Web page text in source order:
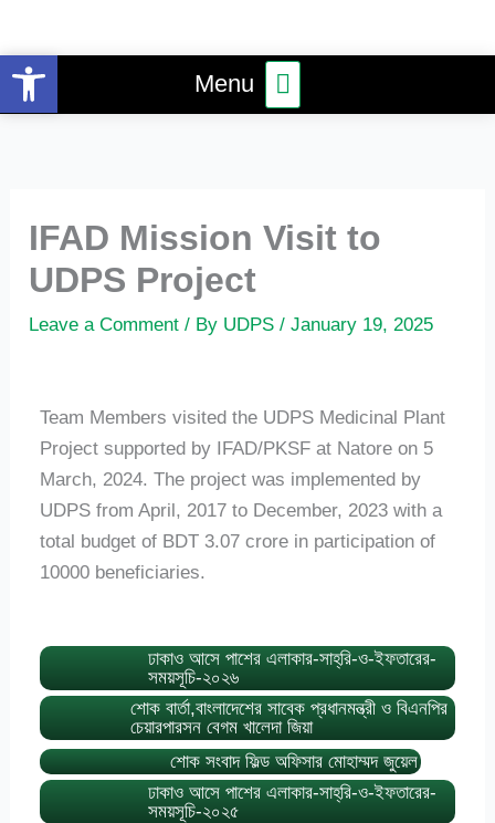
content
Main
Menu
Menu
IFAD Mission Visit to
UDPS Project
Leave a Comment / By UDPS/January 19, 2025
Team Members visited the UDPS Medicinal Plant
Project supported by IFAD/PKSF at Natore on 5
March, 2024. The project was implemented by
UDPS from April, 2017 to December, 2023 with a
total budget of BDT 3.07 crore in participation of
10000 beneficiaries.
ঢাকাও আসে পাশের এলাকার-সাহ্‌রি-ও-ইফতারের-
সময়সূচি-২০২৬
শোক বার্তা,বাংলাদেশের সাবেক প্রধানমন্ত্রী ও বিএনপির
চেয়ারপারসন বেগম খালেদা জিয়া
শোক সংবাদ ফিল্ড অফিসার মোহাম্মদ জুয়েল
ঢাকাও আসে পাশের এলাকার-সাহ্‌রি-ও-ইফতারের-
সময়সূচি-২০২৫
Open toolbar